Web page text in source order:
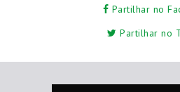
Partilhar no
Partilhar no